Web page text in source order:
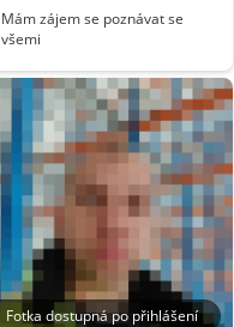
Mám zájem se poznávat se
všemi
Fotka dostupná po přihlášení